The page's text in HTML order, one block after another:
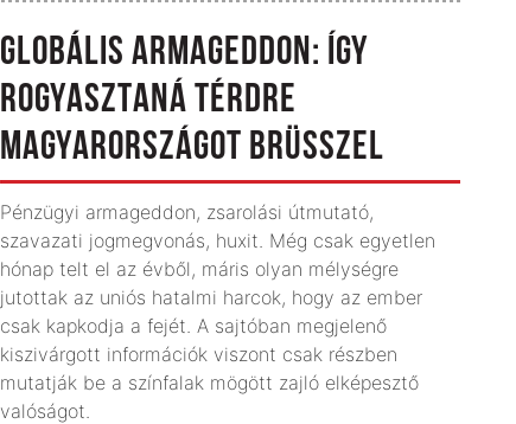
GLOBÁLIS ARMAGEDDON: ÍGY
ROGYASZTANÁ TÉRDRE
MAGYARORSZÁGOT BRÜSSZEL
Pénzügyi armageddon, zsarolási útmutató,
szavazati jogmegvonás, huxit. Még csak egyetlen
hónap telt el az évből, máris olyan mélységre
jutottak az uniós hatalmi harcok, hogy az ember
csak kapkodja a fejét. A sajtóban megjelenő
kiszivárgott információk viszont csak részben
mutatják be a színfalak mögött zajló elképesztő
valóságot.